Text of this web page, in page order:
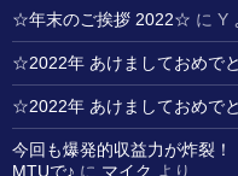
☆年末のご挨拶 2022☆ に Y
☆2022年 あけましておめで
☆2022年 あけましておめで
今回も爆発的収益力が炸裂
MTUで♪ に マイク より